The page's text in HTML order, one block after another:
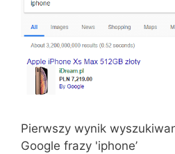
Pierwszy wynik
Google frazy 'iphone’